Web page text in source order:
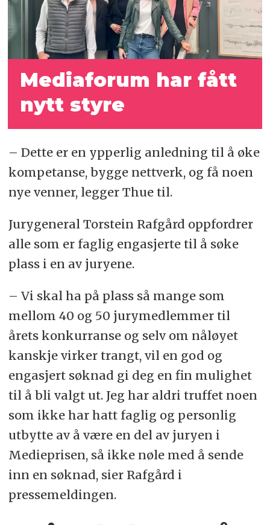
Mediaforum har fått
nytt styre
– Dette er en ypperlig anledning til å øke
kompetanse, bygge nettverk, og få noen
nye venner, legger Thue til.
Jurygeneral Torstein Rafgård oppfordrer
alle som er faglig engasjerte til å søke
plass i en av juryene.
– Vi skal ha på plass så mange som
mellom 40 og 50 jurymedlemmer til
årets konkurranse og selv om nåløyet
kanskje virker trangt, vil en god og
engasjert søknad gi deg en fin mulighet
til å bli valgt ut. Jeg har aldri truffet noen
som ikke har hatt faglig og personlig
utbytte av å være en del av juryen i
Medieprisen, så ikke nøle med å sende
inn en søknad, sier Rafgård i
pressemeldingen.